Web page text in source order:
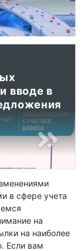
вводе в
в сфере учета
на
на наиболее
Если вам